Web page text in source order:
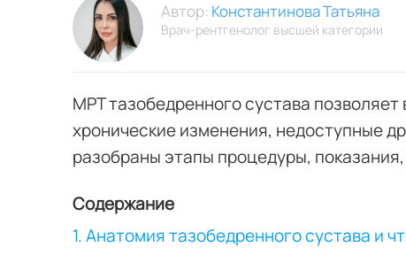
Автор: Константинова Татьяна
Врач-рентгенолог высшей категории
МРТ тазобедренного сустава
хронические изменения, недоступные
разобраны этапы процедуры,
Содержание
1. Анатомия тазобедренного сустава и